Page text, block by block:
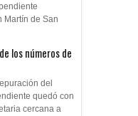
Martín de San
los números de
del
quedó con
cercana a